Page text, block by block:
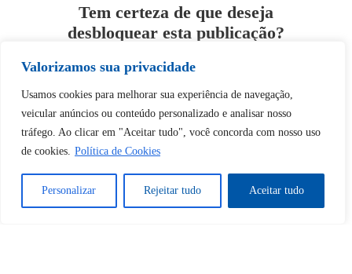
Valorizamos sua privacidade
Usamos cookies para melhorar sua experiência de navegação,
veicular anúncios ou conteúdo personalizado e analisar nosso
tráfego. Ao clicar em "Aceitar tudo", você concorda com nosso uso
de cookies. Política de Cookies
Personalizar Rejeitar tudo Aceitar tudo
Tem certeza de que deseja
desbloquear esta publicação?
Desbloquear esquerda : 0